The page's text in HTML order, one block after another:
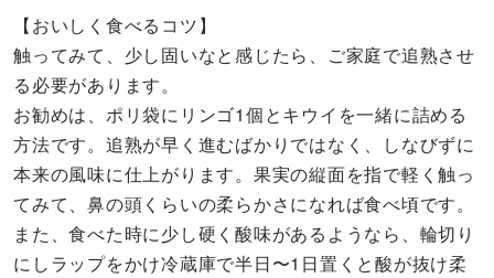
【おいしく食べるコツ】
触ってみて、少し固いなと感じたら、ご家庭で追熟させ
る必要があります。
お勧めは、ポリ袋にリンゴ1個とキウイを一緒に詰める
方法です。追熟が早く進むばかりではなく、しなびずに
本来の風味に仕上がります。果実の縦面を指で軽く触っ
てみて、鼻の頭くらいの柔らかさになれば食べ頃です。
また、食べた時に少し硬く酸味があるようなら、輪切り
にしラップをかけ冷蔵庫で半日〜1日置くと酸が抜け柔